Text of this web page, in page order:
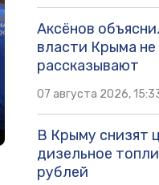
Аксёнов
власти Крыма не
рассказывают
07 августа 2026,
В Крыму снизят
дизельное
рублей